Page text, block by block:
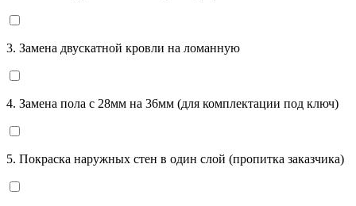
3. Замена двускатной кровли на ломанную
4. Замена пола с 28мм на 36мм (для комплектации под ключ)
5. Покраска наружных стен в один слой (пропитка заказчика)